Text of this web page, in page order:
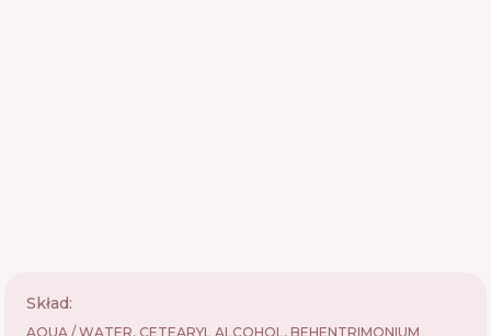
Skład:
AQUA / WATER, CETEARYL ALCOHOL, BEHENTRIMONIUM